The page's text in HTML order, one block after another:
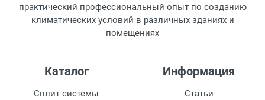
практический профессиональный опыт по созданию
климатических условий в различных зданиях и
помещениях
Каталог
Сплит системы
Информация
Статьи